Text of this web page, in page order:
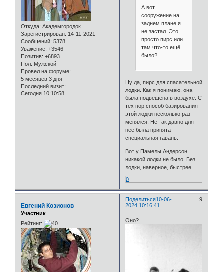
Откуда: Академгородок
Зарегистрирован: 14-11-2021
Сообщений: 5378
Уважение: +3546
Позитив: +6893
Пол: Мужской
Провел на форуме:
5 месяцев 3 дня
Последний визит:
Сегодня 10:10:58
А вот
сооружение на
заднем плане я
не застал. Это
просто пирс или
там что-то ещё
было?
Ну да, пирс для спасательной
лодки. Как я понимаю, она
была подвешена в воздухе. С
тех пор способ базирования
этой лодки несколько раз
менялся. Не так давно для
нее была принята
специальная гавань.
Вот у Памелы Андерсон
никакой лодки не было. Без
лодки, наверное, быстрее.
0
Поделиться 9
10-06-
2024 10:16:41
Евгений Козионов
Участник
Рейтинг:
Оно?